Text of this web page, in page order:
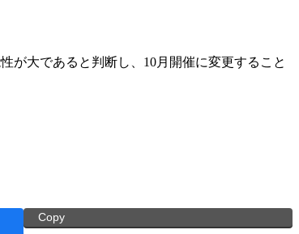
が大であると判断し、10月開催に変更すること
Copy